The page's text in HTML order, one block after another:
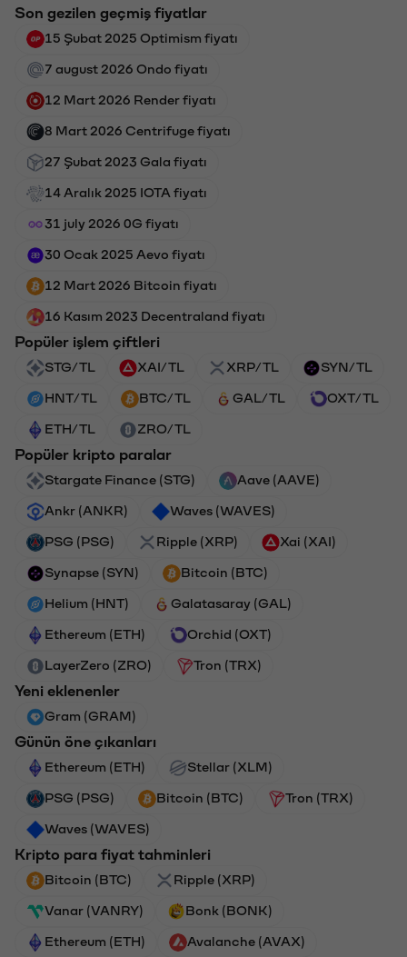
Son gezilen geçmiş fiyatlar
15 Şubat 2025 Optimism fiyatı
7 august 2026 Ondo fiyatı
12 Mart 2026 Render fiyatı
8 Mart 2026 Centrifuge fiyatı
27 Şubat 2023 Gala fiyatı
14 Aralık 2025 IOTA fiyatı
31 july 2026 0G fiyatı
30 Ocak 2025 Aevo fiyatı
12 Mart 2026 Bitcoin fiyatı
16 Kasım 2023 Decentraland fiyatı
Popüler işlem çiftleri
STG/TL XAI/TL XRP/TL SYN/TL
HNT/TL BTC/TL GAL/TL OXT/TL
ETH/TL ZRO/TL
Popüler kripto paralar
Stargate Finance (STG) Aave (AAVE)
Ankr (ANKR) Waves (WAVES)
PSG (PSG) Ripple (XRP) Xai (XAI)
Synapse (SYN) Bitcoin (BTC)
Helium (HNT) Galatasaray (GAL)
Ethereum (ETH) Orchid (OXT)
LayerZero (ZRO) Tron (TRX)
Yeni eklenenler
Gram (GRAM)
Günün öne çıkanları
Ethereum (ETH) Stellar (XLM)
PSG (PSG) Bitcoin (BTC) Tron (TRX)
Waves (WAVES)
Kripto para fiyat tahminleri
Bitcoin (BTC) Ripple (XRP)
Vanar (VANRY) Bonk (BONK)
Ethereum (ETH) Avalanche (AVAX)